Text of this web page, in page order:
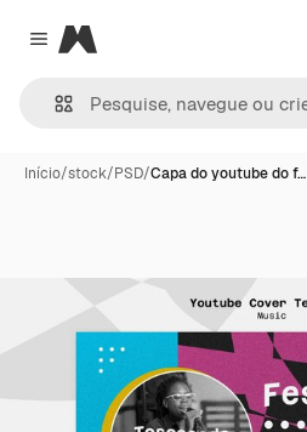
Close menu
Magnific
Início/stock/PSD/Capa do youtube do f…